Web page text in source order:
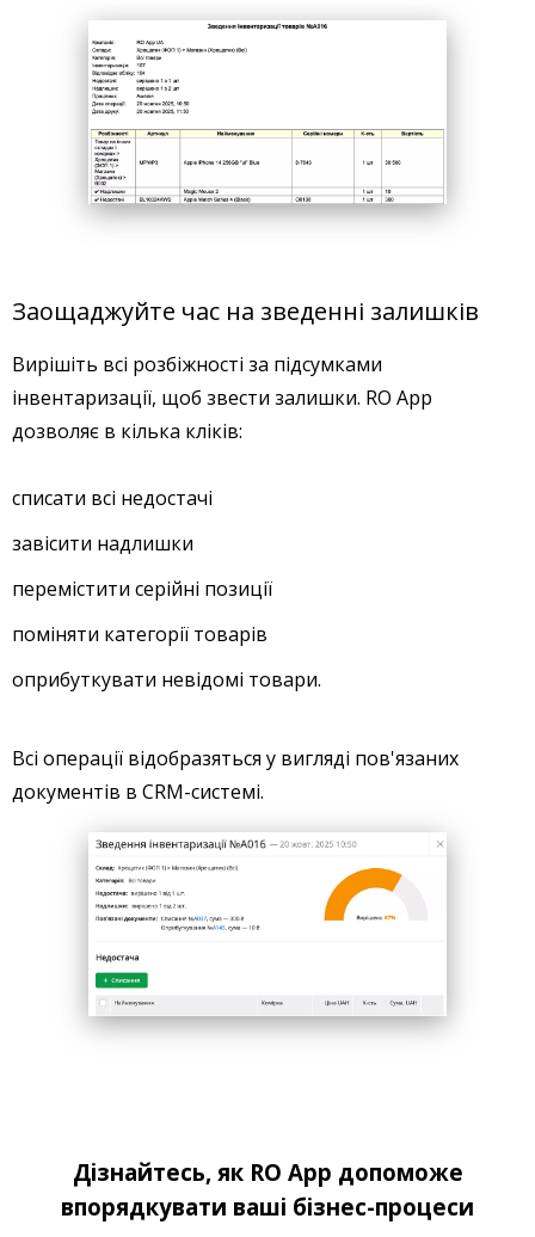
Заощаджуйте час на зведенні залишків
Вирішіть всі розбіжності за підсумками
інвентаризації, щоб звести залишки. RO App
дозволяє в кілька кліків:
списати всі недостачі
завісити надлишки
перемістити серійні позиції
поміняти категорії товарів
оприбуткувати невідомі товари.
Всі операції відобразяться у вигляді пов'язаних
документів в CRM-системі.
Дізнайтесь, як RO App допоможе
впорядкувати ваші бізнес-процеси